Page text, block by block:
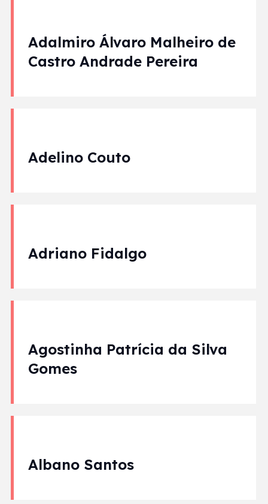
Adalmiro Álvaro Malheiro de
Castro Andrade Pereira
Adelino Couto
Adriano Fidalgo
Agostinha Patrícia da Silva
Gomes
Albano Santos